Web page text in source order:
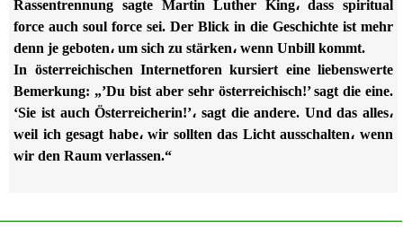
Rassentrennung sagte Martin Luther King، dass spiritual
force auch soul force sei. Der Blick in die Geschichte ist mehr
denn je geboten، um sich zu stärken، wenn Unbill kommt.
In österreichischen Internetforen kursiert eine liebenswerte
Bemerkung: „’Du bist aber sehr österreichisch!’ sagt die eine.
‘Sie ist auch Österreicherin!’، sagt die andere. Und das alles،
weil ich gesagt habe، wir sollten das Licht ausschalten، wenn
wir den Raum verlassen.“